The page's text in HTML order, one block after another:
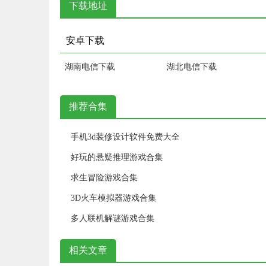
下载地址
安卓下载
湖南电信下载 湖北电信下载
推荐合集
手机3d装修设计软件免费大全
好玩的悬疑推理游戏合集
求生冒险游戏合集
3D火车模拟器游戏合集
多人联机解谜游戏合集
相关文章